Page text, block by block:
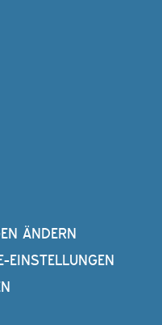
ÄNDERN
EINSTELLUNGEN